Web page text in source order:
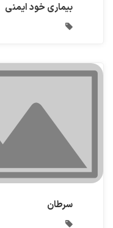
بیماری خود ایمنی
سرطان